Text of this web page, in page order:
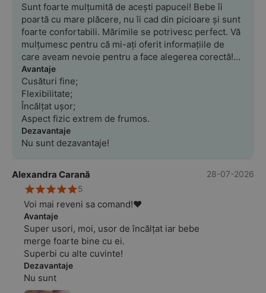
Sunt foarte mulțumită de acești papucei! Bebe îi
poartă cu mare plăcere, nu îi cad din picioare și sunt
foarte confortabili. Mărimile se potrivesc perfect. Vă
mulțumesc pentru că mi-ați oferit informațiile de
care aveam nevoie pentru a face alegerea corectă!
Vom reveni cu siguranță!
Avantaje
Cusături fine;
Flexibilitate;
Încălțat ușor;
Aspect fizic extrem de frumos.
Dezavantaje
Nu sunt dezavantaje!
Alexandra Carană
28-07-2026
5
Voi mai reveni sa comand!❤️
Avantaje
Super usori, moi, usor de încălțat iar bebe
merge foarte bine cu ei.
Superbi cu alte cuvinte!
Dezavantaje
Nu sunt